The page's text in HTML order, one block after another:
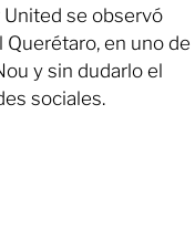
se observó
en uno de
y sin dudarlo el
sociales.